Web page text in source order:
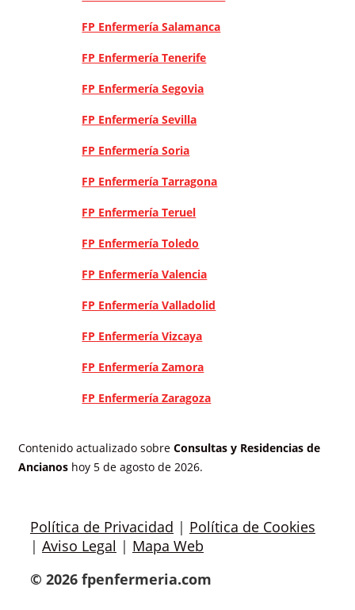
FP Enfermería Salamanca
FP Enfermería Tenerife
FP Enfermería Segovia
FP Enfermería Sevilla
FP Enfermería Soria
FP Enfermería Tarragona
FP Enfermería Teruel
FP Enfermería Toledo
FP Enfermería Valencia
FP Enfermería Valladolid
FP Enfermería Vizcaya
FP Enfermería Zamora
FP Enfermería Zaragoza
Contenido actualizado sobre Consultas y Residencias de
Ancianos hoy 5 de agosto de 2026.
Política de Privacidad | Política de Cookies
| Aviso Legal | Mapa Web
© 2026 fpenfermeria.com